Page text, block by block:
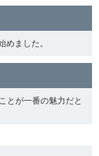
めました。
とが一番の魅力だと